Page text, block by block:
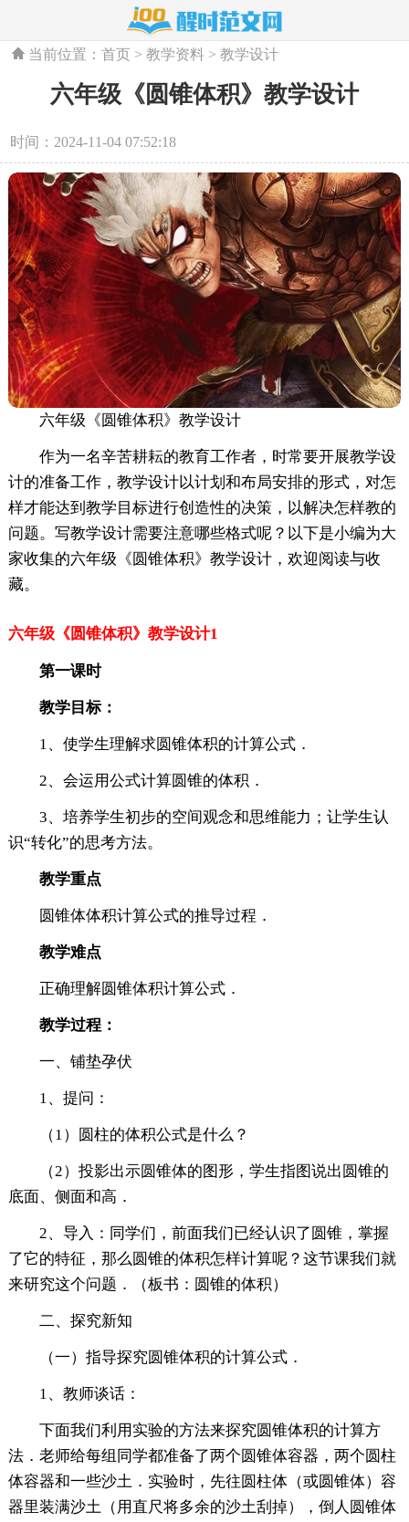
当前位置：首页 >教学资料 >教学设计
六年级《圆锥体积》教学设计
时间：2024-11-04 07:52:18
六年级《圆锥体积》教学设计
作为一名辛苦耕耘的教育工作者，时常要开展教学设
计的准备工作，教学设计以计划和布局安排的形式，对怎
样才能达到教学目标进行创造性的决策，以解决怎样教的
问题。写教学设计需要注意哪些格式呢？以下是小编为大
家收集的六年级《圆锥体积》教学设计，欢迎阅读与收
藏。
六年级《圆锥体积》教学设计1
第一课时
教学目标：
1、使学生理解求圆锥体积的计算公式．
2、会运用公式计算圆锥的体积．
3、培养学生初步的空间观念和思维能力；让学生认
识“转化”的思考方法。
教学重点
圆锥体体积计算公式的推导过程．
教学难点
正确理解圆锥体积计算公式．
教学过程：
一、铺垫孕伏
1、提问：
（1）圆柱的体积公式是什么？
（2）投影出示圆锥体的图形，学生指图说出圆锥的
底面、侧面和高．
2、导入：同学们，前面我们已经认识了圆锥，掌握
了它的特征，那么圆锥的体积怎样计算呢？这节课我们就
来研究这个问题．（板书：圆锥的体积）
二、探究新知
（一）指导探究圆锥体积的计算公式．
1、教师谈话：
下面我们利用实验的方法来探究圆锥体积的计算方
法．老师给每组同学都准备了两个圆锥体容器，两个圆柱
体容器和一些沙土．实验时，先往圆柱体（或圆锥体）容
器里装满沙土（用直尺将多余的沙土刮掉），倒人圆锥体